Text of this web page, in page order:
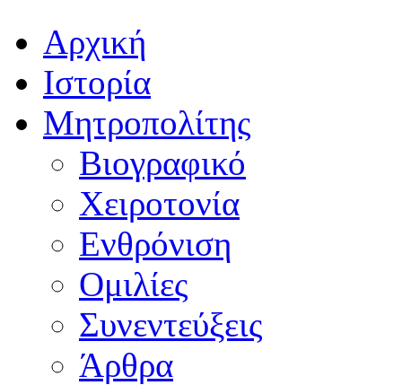
Αρχική
Ιστορία
Μητροπολίτης
Βιογραφικό
Χειροτονία
Ενθρόνιση
Ομιλίες
Συνεντεύξεις
Άρθρα